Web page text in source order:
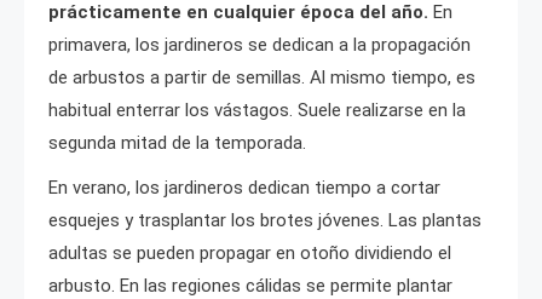
prácticamente en cualquier época del año. En
primavera, los jardineros se dedican a la propagación
de arbustos a partir de semillas. Al mismo tiempo, es
habitual enterrar los vástagos. Suele realizarse en la
segunda mitad de la temporada.
En verano, los jardineros dedican tiempo a cortar
esquejes y trasplantar los brotes jóvenes. Las plantas
adultas se pueden propagar en otoño dividiendo el
arbusto. En las regiones cálidas se permite plantar